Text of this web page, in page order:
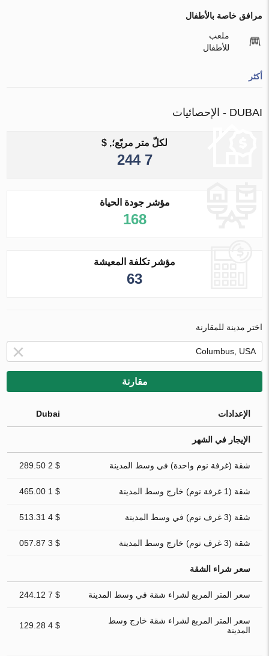
مرافق خاصة بالأطفال
ملعب
للأطفال
أكثر
DUBAI - الإحصائيات
لكلّ متر مربّع؛, $
7 244
مؤشر جودة الحياة
168
مؤشر تكلفة المعيشة
63
اختر مدينة للمقارنة
مقارنة
الإعدادات Dubai
الإيجار في الشهر
شقة (غرفة نوم واحدة) في وسط المدينة $ 2 289.50
شقة (1 غرفة نوم) خارج وسط المدينة $ 1 465.00
شقة (3 غرف نوم) في وسط المدينة $ 4 513.31
شقة (3 غرف نوم) خارج وسط المدينة $ 3 057.87
سعر شراء الشقة
سعر المتر المربع لشراء شقة في وسط المدينة $ 7 244.12
سعر المتر المربع لشراء شقة خارج وسط
المدينة
$ 4 129.28